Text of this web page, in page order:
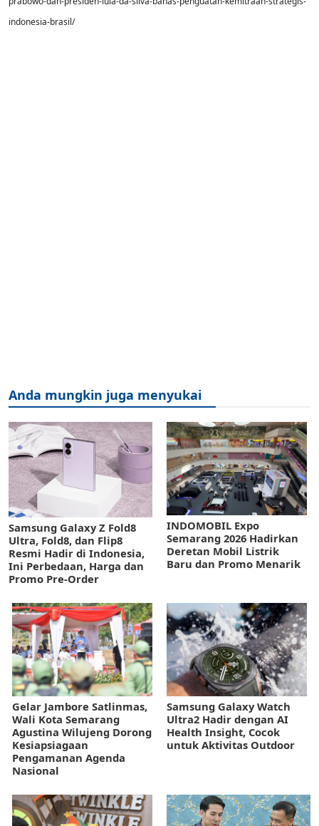
indonesia-brasil/
Anda mungkin juga menyukai
Samsung Galaxy Z Fold8
Ultra, Fold8, dan Flip8
Resmi Hadir di Indonesia,
Ini Perbedaan, Harga dan
Promo Pre-Order
INDOMOBIL Expo
Semarang 2026 Hadirkan
Deretan Mobil Listrik
Baru dan Promo Menarik
Gelar Jambore Satlinmas,
Wali Kota Semarang
Agustina Wilujeng Dorong
Kesiapsiagaan
Pengamanan Agenda
Nasional
Samsung Galaxy Watch
Ultra2 Hadir dengan AI
Health Insight, Cocok
untuk Aktivitas Outdoor